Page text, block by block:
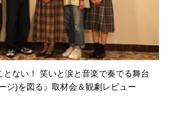
とない！ 笑いと涙と音楽で奏でる舞台
ジ)を図る』取材会＆観劇レビュー